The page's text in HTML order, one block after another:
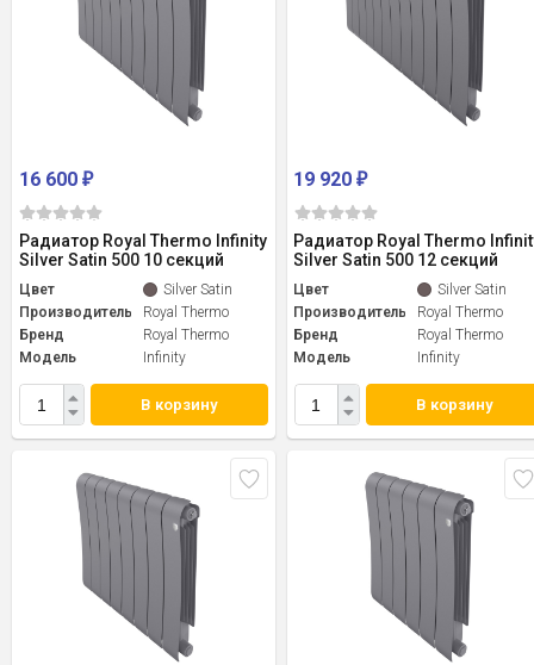
16 600 ₽
Радиатор Royal Thermo Infinity
Silver Satin 500 10 секций
Цвет
Silver Satin
Производитель
Royal Thermo
Бренд
Royal Thermo
Модель
Infinity
В корзину
19 920₽
Радиатор Royal Thermo
Silver Satin 500 12 секций
Цвет
Silver Satin
Производитель
Royal Thermo
Бренд
Royal Thermo
Модель
Infinity
В корзину